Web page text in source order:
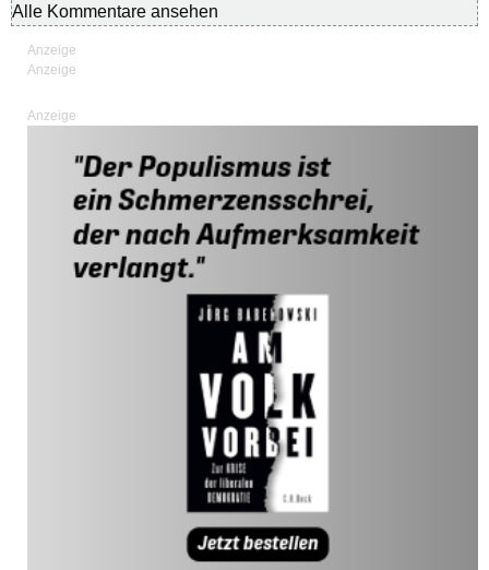
Alle Kommentare ansehen
Anzeige